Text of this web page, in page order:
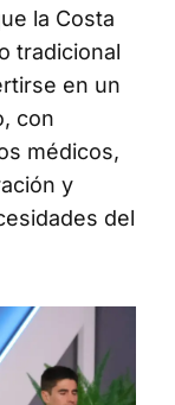
la Costa
tradicional
en un
con
médicos,
y
del